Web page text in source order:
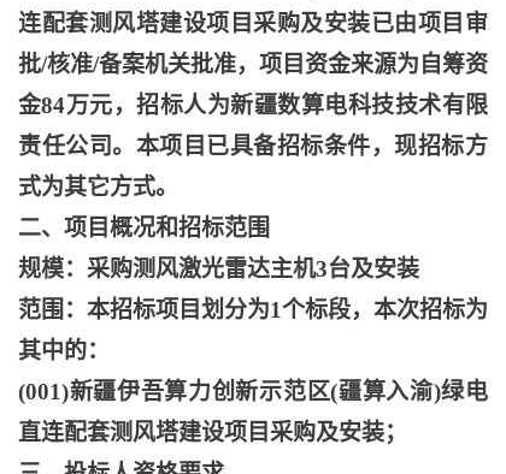
连配套测风塔建设项目采购及安装已由项目审
批/核准/备案机关批准，项目资金来源为自筹资
金84万元，招标人为新疆数算电科技技术有限
责任公司。本项目已具备招标条件，现招标方
式为其它方式。
二、项目概况和招标范围
规模：采购测风激光雷达主机3台及安装
范围：本招标项目划分为1个标段，本次招标为
其中的：
(001)新疆伊吾算力创新示范区(疆算入渝)绿电
直连配套测风塔建设项目采购及安装；